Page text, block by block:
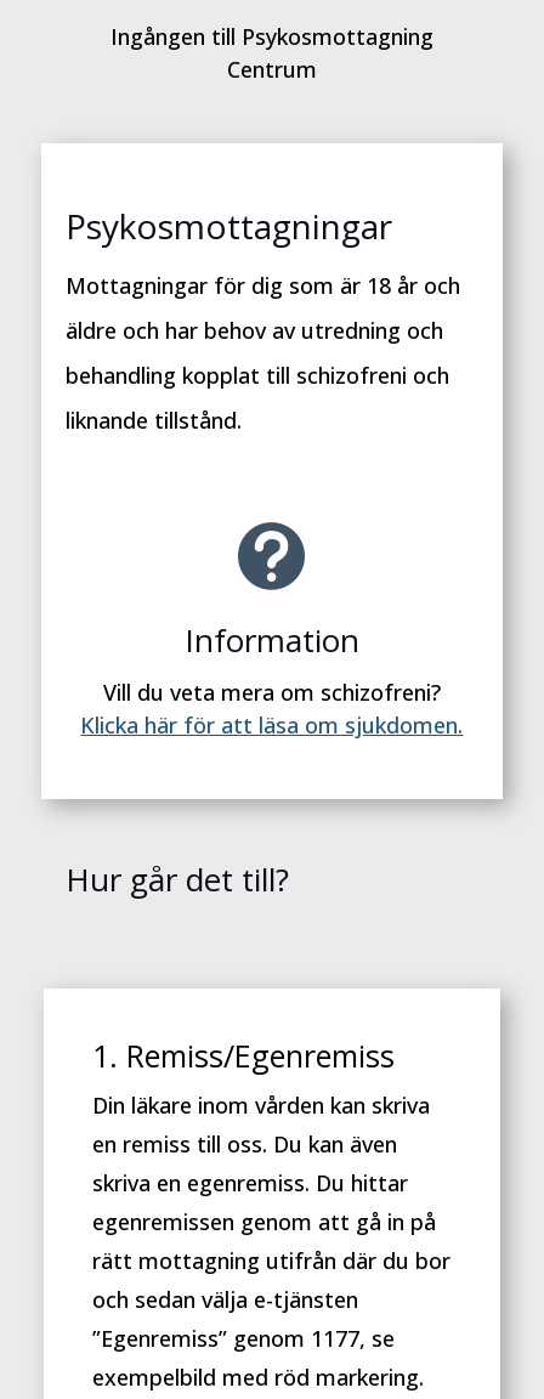
Ingången till Psykosmottagning
Centrum
Psykosmottagningar
Mottagningar för dig som är 18 år och
äldre och har behov av utredning och
behandling kopplat till schizofreni och
liknande tillstånd.

Information
Vill du veta mera om schizofreni?
Klicka här för att läsa om sjukdomen.
Hur går det till?
1. Remiss/Egenremiss
Din läkare inom vården kan skriva
en remiss till oss. Du kan även
skriva en egenremiss. Du hittar
egenremissen genom att gå in på
rätt mottagning utifrån där du bor
och sedan välja e-tjänsten
”Egenremiss” genom 1177, se
exempelbild med röd markering.